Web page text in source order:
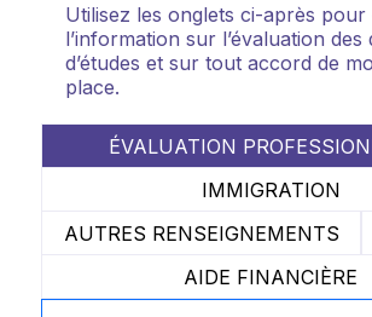
Utilisez les onglets ci-après pour
l’information sur l’évaluation des
d’études et sur tout accord de
place.
ÉVALUATION
IMMIGRATION
AUTRES RENSEIGNEMENTS
AIDE FINANCIÈRE